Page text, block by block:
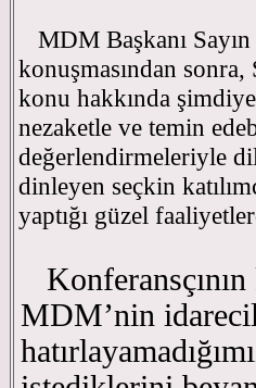
MDM Başkanı Sayın
konuşmasından
konu hakkında
nezaketle ve temin
değerlendirmeleriyle
dinleyen seçkin
yaptığı güzel
MDM’nin